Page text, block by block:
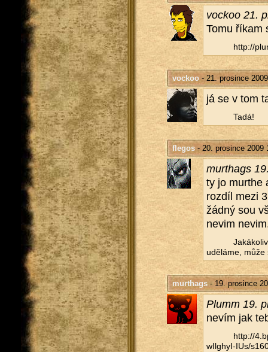
vockoo 21.
Tomu říkam
http://​
vockoo- 21. prosince
já se v tom
Tadá!
flegos- 20. prosince 2009
murthags
ty jo murthe
roz­díl mezi
žádný sou
nevim
udě­lá­me, může
murthags- 19. prosince
Plumm 19.
nevím jak
http://​
wIlghyI-IUs/​